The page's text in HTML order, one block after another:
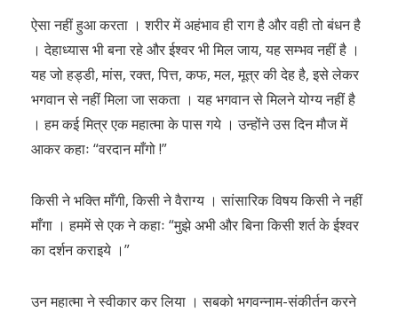
ऐसा नहीं हुआ करता । शरीर में अहंभाव ही राग है और वही तो बंधन है
। देहाध्यास भी बना रहे और ईश्वर भी मिल जाय, यह सम्भव नहीं है ।
यह जो हड्डी, मांस, रक्त, पित्त, कफ, मल, मूत्र की देह है, इसे लेकर
भगवान से नहीं मिला जा सकता । यह भगवान से मिलने योग्य नहीं है
। हम कई मित्र एक महात्मा के पास गये । उन्होंने उस दिन मौज में
आकर कहाः “वरदान माँगो !”
किसी ने भक्ति माँगी, किसी ने वैराग्य । सांसारिक विषय किसी ने नहीं
माँगा । हममें से एक ने कहाः “मुझे अभी और बिना किसी शर्त के ईश्वर
का दर्शन कराइये ।”
उन महात्मा ने स्वीकार कर लिया । सबको भगवन्नाम-संकीर्तन करने